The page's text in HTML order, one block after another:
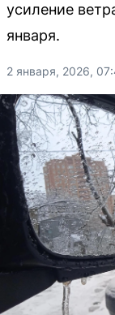
усиление
января.
2 января, 2026,